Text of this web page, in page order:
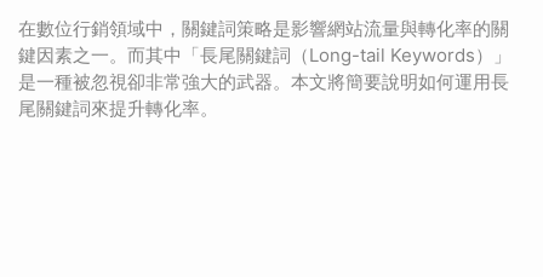
在數位行銷領域中，關鍵詞策略是影響網站流量與轉化率的關
鍵因素之一。而其中「長尾關鍵詞（Long-tail Keywords）」
是一種被忽視卻非常強大的武器。本文將簡要說明如何運用長
尾關鍵詞來提升轉化率。